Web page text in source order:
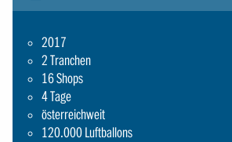
2017
2 Tranchen
16 Shops
4 Tage
österreichweit
120.000 Luftballons